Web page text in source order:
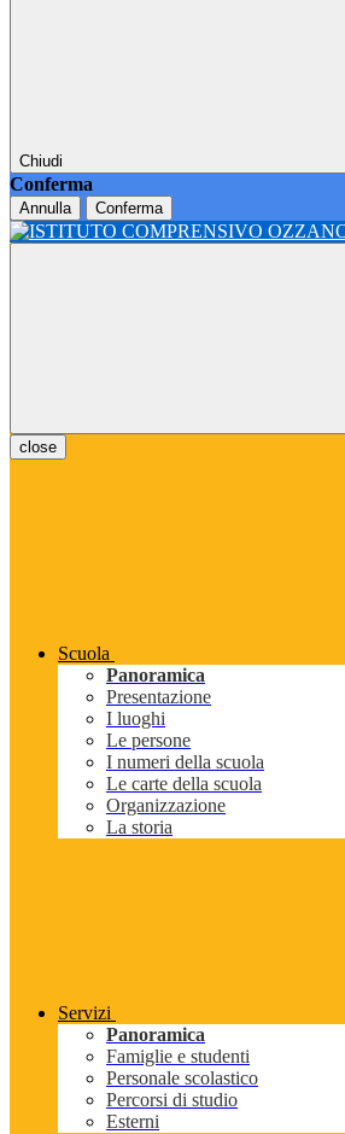
Chiudi
Conferma
Annulla Conferma
close
Scuola
Panoramica
Presentazione
I luoghi
Le persone
I numeri della scuola
Le carte della scuola
Organizzazione
La storia
Servizi
Panoramica
Famiglie e studenti
Personale scolastico
Percorsi di studio
Esterni